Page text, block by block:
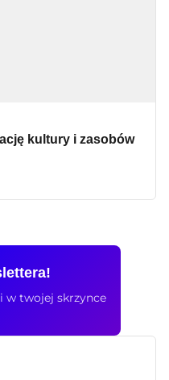
kultury i zasobów
w twojej skrzynce